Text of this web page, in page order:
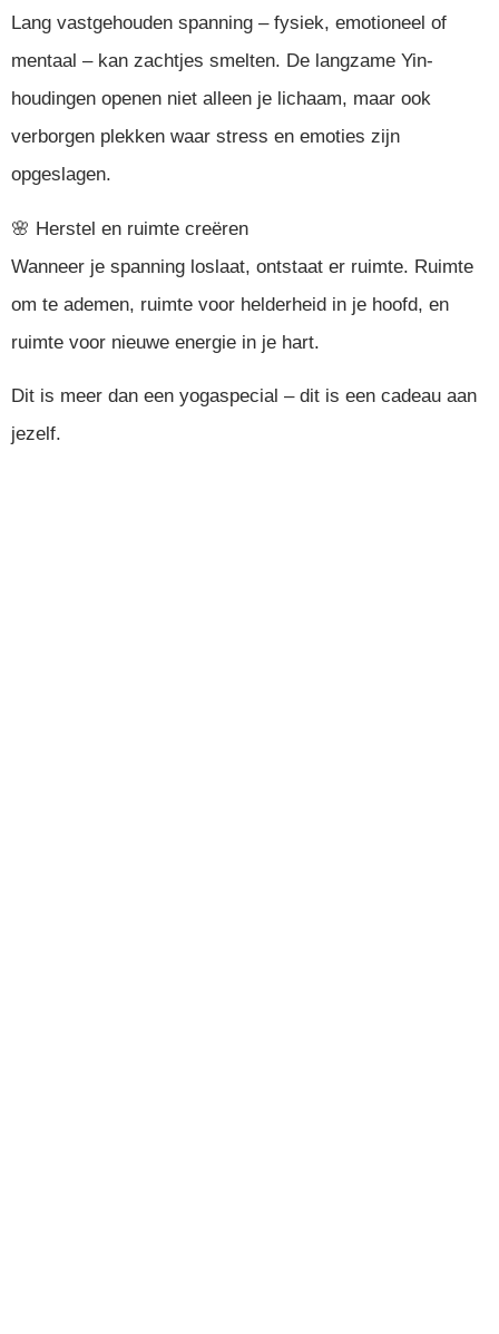
Lang vastgehouden spanning – fysiek, emotioneel of
mentaal – kan zachtjes smelten. De langzame Yin-
houdingen openen niet alleen je lichaam, maar ook
verborgen plekken waar stress en emoties zijn
opgeslagen.
🌸 Herstel en ruimte creëren
Wanneer je spanning loslaat, ontstaat er ruimte. Ruimte
om te ademen, ruimte voor helderheid in je hoofd, en
ruimte voor nieuwe energie in je hart.
Dit is meer dan een yogaspecial – dit is een cadeau aan
jezelf.